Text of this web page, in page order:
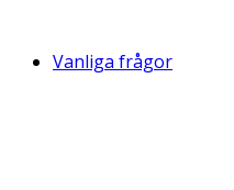
Vanliga frågor